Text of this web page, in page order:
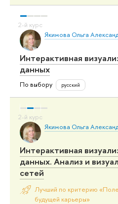
Якимова Ольга
Интерактивная
данных
По выбору русский
Якимова Ольга
Интерактивная
данных. Анализ и
сетей
Лучший по критерию
будущей карьеры»